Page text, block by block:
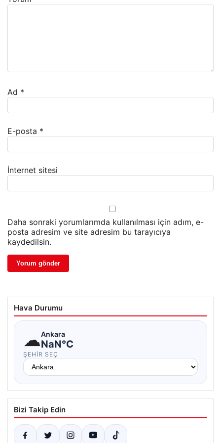
Ad *
E-posta *
İnternet sitesi
Daha sonraki yorumlarımda kullanılması için adım, e-
posta adresim ve site adresim bu tarayıcıya
kaydedilsin.
Hava Durumu
☁Ankara
NaN°C
ŞEHIR SEÇ
Bizi Takip Edin